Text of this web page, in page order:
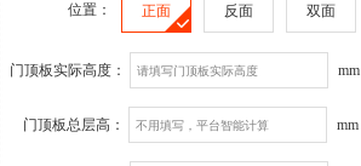
位置： 正面 反面 双面
门顶板实际高度： mm
门顶板总层高： mm